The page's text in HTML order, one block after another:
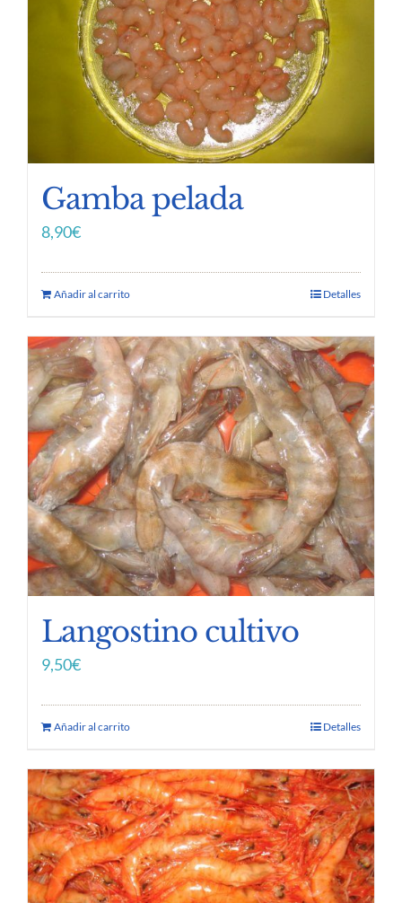
Gamba pelada
8,90€
Añadir al carrito Detalles
Langostino cultivo
9,50€
Añadir al carrito Detalles